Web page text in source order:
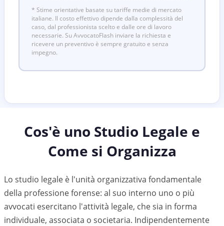
* Stime orientative basate su tariffe medie di mercato
italiane. Il costo effettivo dipende dalla complessità del
caso, dal professionista scelto e dalle ore di lavoro
necessarie. Su AvvocatoFlash inviare la richiesta e
ricevere un preventivo è sempre gratuito e senza
impegno.
Cos'è uno Studio Legale e
Come si Organizza
Lo studio legale è l'unità organizzativa fondamentale
della professione forense: al suo interno uno o più
avvocati esercitano l'attività legale, che sia in forma
individuale, associata o societaria. Indipendentemente